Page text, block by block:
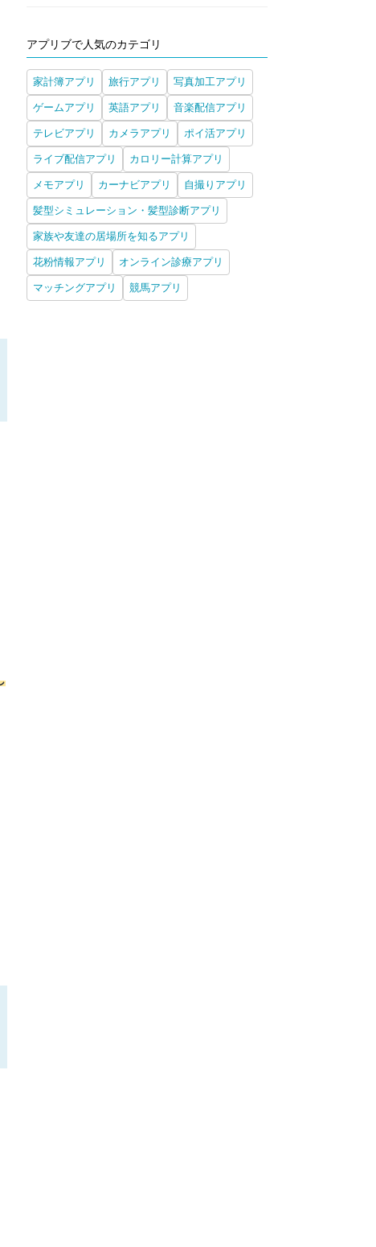
アプリブで人気のカテゴリ
家計簿アプリ 旅行アプリ 写真加工アプリ
ゲームアプリ 英語アプリ 音楽配信アプリ
テレビアプリ カメラアプリ ポイ活アプリ
ライブ配信アプリ カロリー計算アプリ
メモアプリ カーナビアプリ 自撮りアプリ
髪型シミュレーション・髪型診断アプリ
家族や友達の居場所を知るアプリ
花粉情報アプリ オンライン診療アプリ
マッチングアプリ 競馬アプリ